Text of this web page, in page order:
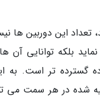
تعداد این دوربین ها
بلکه توانایی آن
گسترده تر است. به
شده در هر سمت می